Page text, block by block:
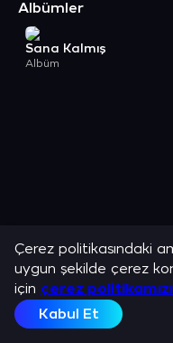
Albümler
Sana Kalmış
Albüm
Çerez politikasındaki
uygun şekilde çerez
için çerez politikamızı
Kabul Et